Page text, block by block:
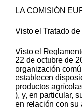
LA COMISIÓN
Visto el Tratado
Visto el
22 de octubre de
organización
establecen
productos
), y, en particular,
en relación con su